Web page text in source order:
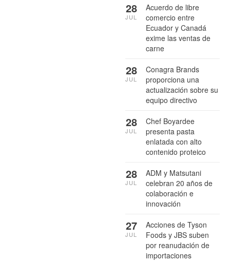
Acuerdo de libre
comercio entre
Ecuador y Canadá
exime las ventas de
carne
28
JUL
Conagra Brands
proporciona una
actualización sobre su
equipo directivo
28
JUL
Chef Boyardee
presenta pasta
enlatada con alto
contenido proteico
28
JUL
ADM y Matsutani
celebran 20 años de
colaboración e
innovación
28
JUL
Acciones de Tyson
Foods y JBS suben
por reanudación de
importaciones
27
JUL